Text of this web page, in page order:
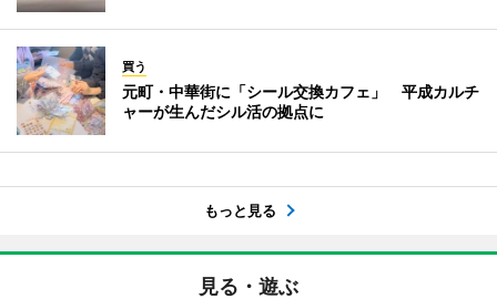
買う
元町・中華街に「シール交換カフェ」 平成カルチ
ャーが生んだシル活の拠点に
もっと見る
見る・遊ぶ